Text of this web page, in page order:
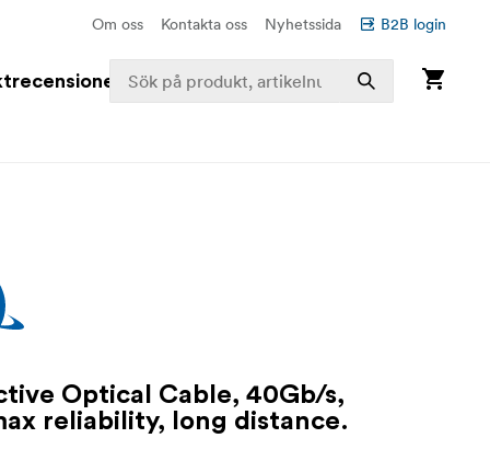
Om oss Kontakta oss Nyhetssida B2B login
Optical Cable, 40Gb/s,
reliability, long distance.